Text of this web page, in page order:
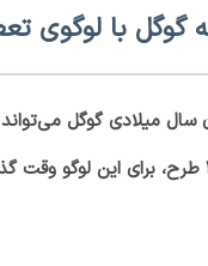
برای طراحی ۱۷ طرح، برای این